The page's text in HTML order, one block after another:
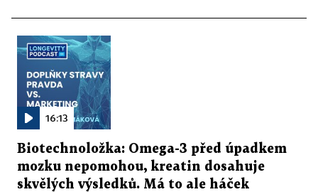
16:13
Biotechnoložka: Omega-3 před úpadkem
mozku nepomohou, kreatin dosahuje
skvělých výsledků. Má to ale háček